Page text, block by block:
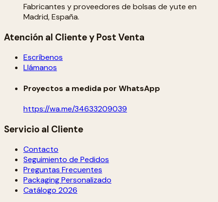
Fabricantes y proveedores de bolsas de yute en
Madrid, España.
Atención al Cliente y Post Venta
Escríbenos
Llámanos
Proyectos a medida por WhatsApp
https://wa.me/34633209039
Servicio al Cliente
Contacto
Seguimiento de Pedidos
Preguntas Frecuentes
Packaging Personalizado
Catálogo 2026